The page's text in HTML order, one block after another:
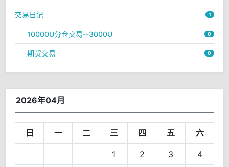
交易日记 1
10000U分仓交易--3000U 0
期货交易 0
2026年04月
日 一 二 三 四 五 六
1 2 3 4